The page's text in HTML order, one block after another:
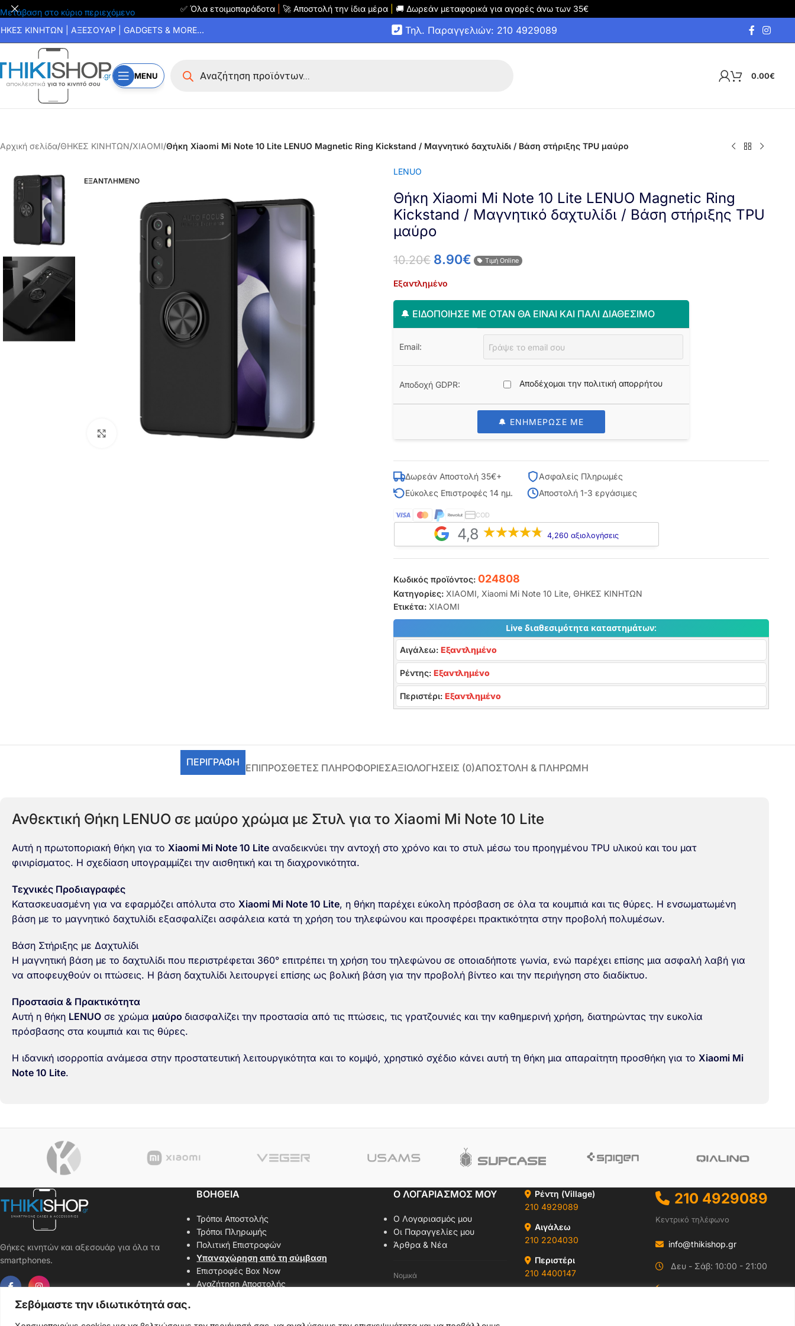
Σεβόμαστε την ιδιωτικότητά σας.
Μετάβαση στο κύριο περιεχόμενο ✅ Όλα ετοιμοπαράδοτα 🚀 Αποστολή την ίδια μέρα 🚚 Δωρεάν μεταφορικά για αγορές άνω των 35€
ΚΙΝΗΤΩΝ | ΑΞΕΣΟΥΑΡ | GADGETS & MORE... Τηλ. Παραγγελιών: 210 4929089
MENU 0.00€
Αρχική σελίδα/ΘΗΚΕΣ ΚΙΝΗΤΩΝ/XIAOMI/Θήκη Xiaomi Mi Note 10 Lite LENUO Magnetic Ring Kickstand / Μαγνητικό δαχτυλίδι / Βάση στήριξης TPU μαύρο
ΕΞΑΝΤΛΗΜΕΝΟ
Click to enlarge
LENUO
Θήκη Xiaomi Mi Note 10 Lite LENUO Magnetic Ring
Kickstand / Μαγνητικό δαχτυλίδι / Βάση στήριξης TPU
μαύρο
10.20€ 8.90€ Τιμή Online
Εξαντλημένο
🔔 ΕΙΔΟΠΟΊΗΣΈ ΜΕ ΌΤΑΝ ΘΑ ΕΊΝΑΙ ΚΑΙ ΠΆΛΙ ΔΙΑΘΈΣΙΜΟ
Email:
Αποδοχή GDPR: Αποδέχομαι την πολιτική απορρήτου
🔔 ΕΝΗΜΕΡΩΣΕ ΜΕ
Δωρεάν Αποστολή 35€+
Ασφαλείς Πληρωμές
Εύκολες Επιστροφές 14 ημ.
Αποστολή 1-3 εργάσιμες
COD
4,8 4,260 αξιολογήσεις
Κωδικός προϊόντος: 024808
Κατηγορίες: XIAOMI, Xiaomi Mi Note 10 Lite, ΘΗΚΕΣ ΚΙΝΗΤΩΝ
Ετικέτα: XIAOMI
Live διαθεσιμότητα καταστημάτων:
Αιγάλεω: Εξαντλημένο
Ρέντης: Εξαντλημένο
Περιστέρι: Εξαντλημένο
ΠΕΡΙΓΡΑΦΉ ΕΠΙΠΡΌΣΘΕΤΕΣ ΠΛΗΡΟΦΟΡΊΕΣΑΞΙΟΛΟΓΉΣΕΙΣ (0)ΑΠΟΣΤΟΛΗ & ΠΛΗΡΩΜΗ
Ανθεκτική Θήκη LENUO σε μαύρο χρώμα με Στυλ για το Xiaomi Mi Note 10 Lite
Αυτή η πρωτοποριακή θήκη για το Xiaomi Mi Note 10 Lite αναδεικνύει την αντοχή στο χρόνο και το στυλ μέσω του προηγμένου TPU υλικού και του ματ
φινιρίσματος. Η σχεδίαση υπογραμμίζει την αισθητική και τη διαχρονικότητα.
Τεχνικές Προδιαγραφές
Κατασκευασμένη για να εφαρμόζει απόλυτα στο Xiaomi Mi Note 10 Lite, η θήκη παρέχει εύκολη πρόσβαση σε όλα τα κουμπιά και τις θύρες. Η ενσωματωμένη
βάση με το μαγνητικό δαχτυλίδι εξασφαλίζει ασφάλεια κατά τη χρήση του τηλεφώνου και προσφέρει πρακτικότητα στην προβολή πολυμέσων.
Βάση Στήριξης με Δαχτυλίδι
Η μαγνητική βάση με το δαχτυλίδι που περιστρέφεται 360° επιτρέπει τη χρήση του τηλεφώνου σε οποιαδήποτε γωνία, ενώ παρέχει επίσης μια ασφαλή λαβή για
να αποφευχθούν οι πτώσεις. Η βάση δαχτυλίδι λειτουργεί επίσης ως βολική βάση για την προβολή βίντεο και την περιήγηση στο διαδίκτυο.
Προστασία & Πρακτικότητα
Αυτή η θήκη LENUO σε χρώμα μαύρο διασφαλίζει την προστασία από τις πτώσεις, τις γρατζουνιές και την καθημερινή χρήση, διατηρώντας την ευκολία
πρόσβασης στα κουμπιά και τις θύρες.
Η ιδανική ισορροπία ανάμεσα στην προστατευτική λειτουργικότητα και το κομψό, χρηστικό σχέδιο κάνει αυτή τη θήκη μια απαραίτητη προσθήκη για το Xiaomi Mi
Note 10 Lite.
Θήκες κινητών και αξεσουάρ για όλα τα
smartphones.
ΒΟΗΘΕΙΑ
Τρόποι Αποστολής
Τρόποι Πληρωμής
Πολιτική Επιστροφών
Υπαναχώρηση από τη σύμβαση
Επιστροφές Box Now
Αναζήτηση Αποστολής
Ο ΛΟΓΑΡΙΑΣΜΟΣ ΜΟΥ
Ο Λογαριασμός μου
Οι Παραγγελίες μου
Άρθρα & Νέα
Νομικά
Ρέντη (Village)
210 4929089
Αιγάλεω
210 2204030
Περιστέρι
210 4400147
210 4929089
Κεντρικό τηλέφωνο
info@thikishop.gr
Δευ - Σάβ: 10:00 - 21:00